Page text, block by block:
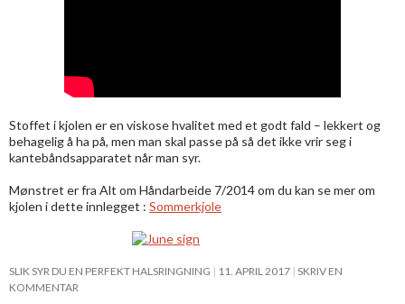
Stoffet i kjolen er en viskose hvalitet med et godt fald – lekkert og
behagelig å ha på, men man skal passe på så det ikke vrir seg i
kantebåndsapparatet når man syr.
Mønstret er fra Alt om Håndarbeide 7/2014 om du kan se mer om
kjolen i dette innlegget : Sommerkjole
SLIK SYR DU EN PERFEKT HALSRINGNING 11. APRIL 2017 SKRIV EN
KOMMENTAR